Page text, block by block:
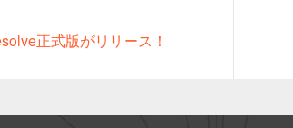
正式版がリリース！